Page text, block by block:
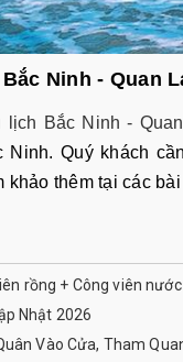
Ninh - Quan
lịch Bắc Ninh -
Quý khách
khảo thêm tại các bài
rồng + Công viên
Nhật 2026
Vào Cửa, Tham